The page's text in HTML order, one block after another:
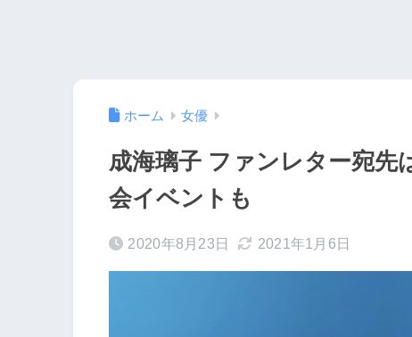
ホーム 女優
成海璃子 ファンレター宛先
会イベントも
2020年8月23日 2021年1月6日